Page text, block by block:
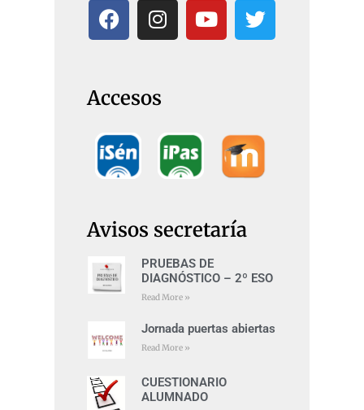
Accesos
Avisos secretaría
PRUEBAS DE
DIAGNÓSTICO – 2º ESO
Read More »
Jornada puertas abiertas
Read More »
CUESTIONARIO
ALUMNADO